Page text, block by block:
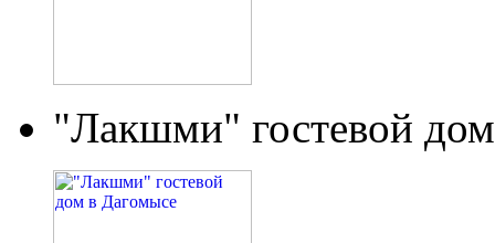
"Лакшми" гостевой